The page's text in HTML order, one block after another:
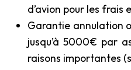
d’avion pour les frais
Garantie annulation
jusqu’à 5000€ par
raisons importantes